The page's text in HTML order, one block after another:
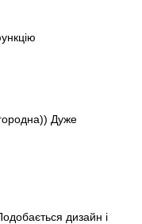
Дуже
дизайн і